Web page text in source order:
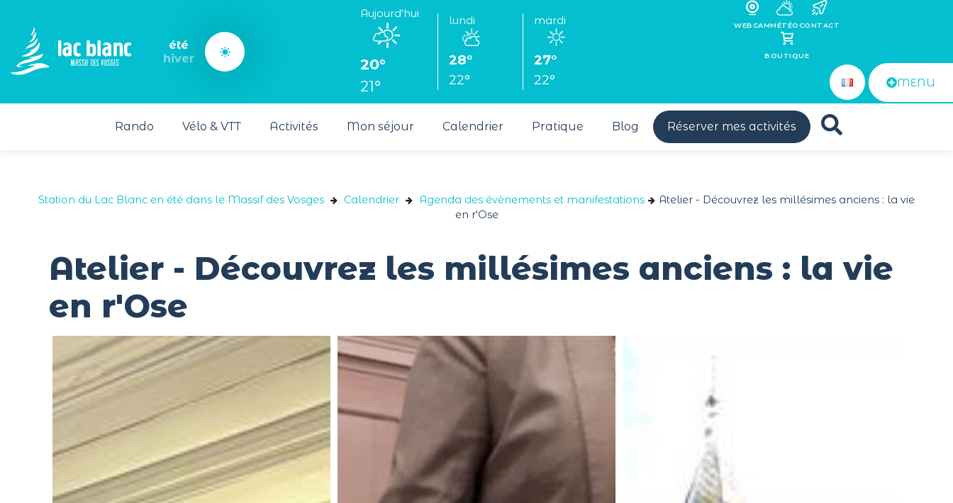
été
hiver
Aujourd'hui
20°
21°
lundi
28°
22°
mardi
27°
22°
WEBCAMMÉTÉOCONTACT
BOUTIQUE
MENU
Rando Vélo & VTT Activités Mon séjour Calendrier Pratique Blog Réserver mes activités
Station du Lac Blanc en été dans le Massif des Vosges Calendrier Agenda des évènements et manifestations
Atelier - Découvrez les millésimes anciens : la vie
en r'Ose
Atelier - Découvrez les millésimes anciens : la vie
en r'Ose